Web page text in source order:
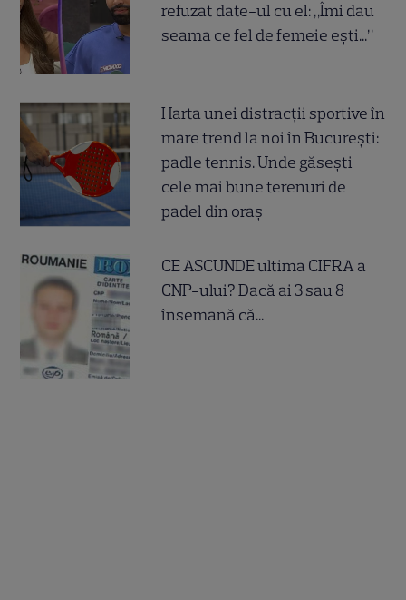
refuzat date-ul cu el: „Îmi dau
seama ce fel de femeie ești...”
Harta unei distracții sportive în
mare trend la noi în București:
padle tennis. Unde găsești
cele mai bune terenuri de
padel din oraș
CE ASCUNDE ultima CIFRA a
CNP-ului? Dacă ai 3 sau 8
însemană că...